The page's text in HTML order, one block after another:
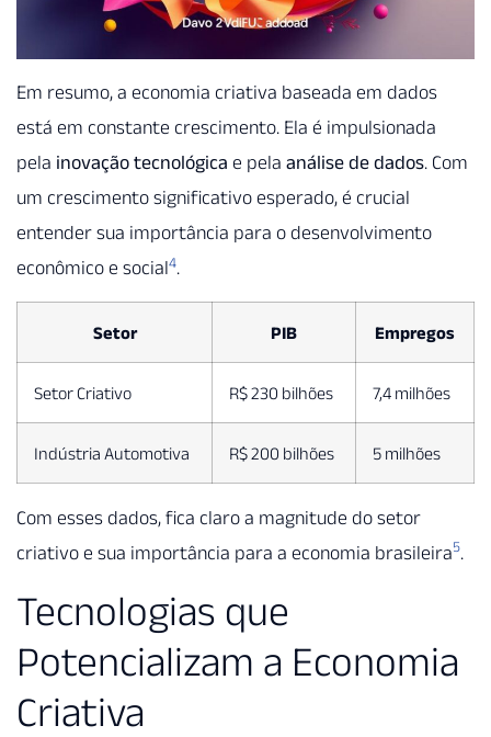
Em resumo, a economia criativa baseada em dados
está em constante crescimento. Ela é impulsionada
pela inovação tecnológica e pela análise de dados. Com
um crescimento significativo esperado, é crucial
entender sua importância para o desenvolvimento
econômico e social4.
Setor PIB Empregos
Setor Criativo R$ 230 bilhões 7,4 milhões
Indústria Automotiva R$ 200 bilhões 5 milhões
Com esses dados, fica claro a magnitude do setor
criativo e sua importância para a economia brasileira5.
Tecnologias que
Potencializam a Economia
Criativa